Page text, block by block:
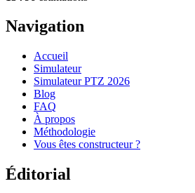
Navigation
Accueil
Simulateur
Simulateur PTZ 2026
Blog
FAQ
À propos
Méthodologie
Vous êtes constructeur ?
Éditorial